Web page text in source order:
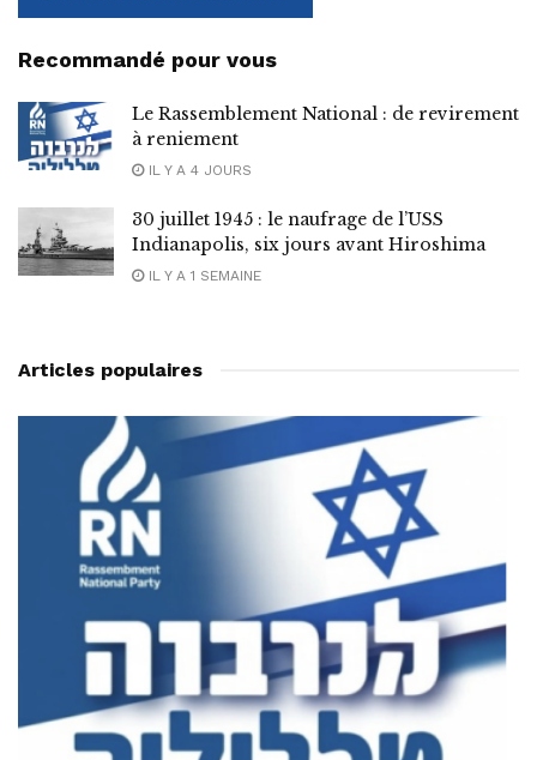
Recommandé pour vous
Le Rassemblement National : de revirement
à reniement
IL Y A 4 JOURS
30 juillet 1945 : le naufrage de l’USS
Indianapolis, six jours avant Hiroshima
IL Y A 1 SEMAINE
Articles populaires